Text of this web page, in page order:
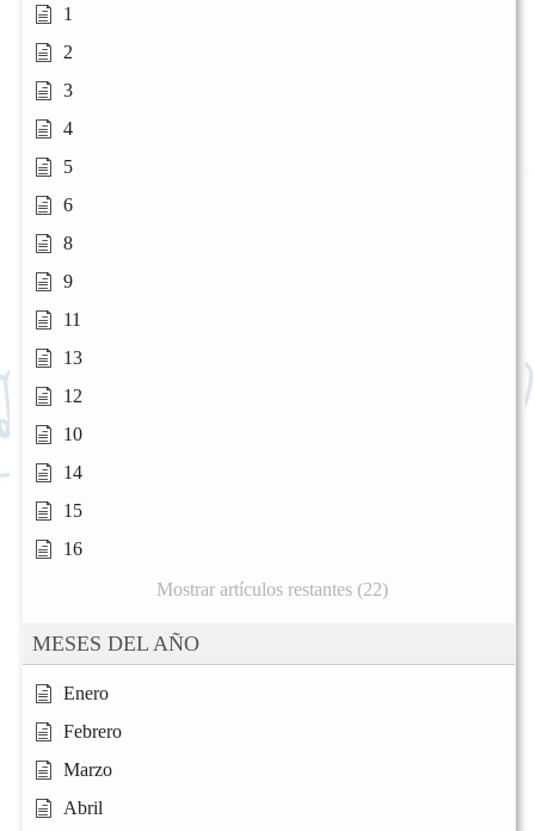
1
2
3
4
5
6
8
9
11
13
12
10
14
15
16
Mostrar artículos restantes (22)
MESES DEL AÑO
Enero
Febrero
Marzo
Abril